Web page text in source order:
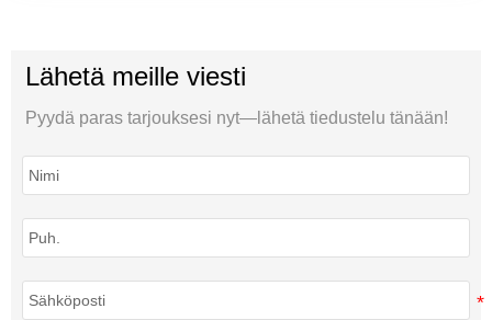
Lähetä meille viesti
Pyydä paras tarjouksesi nyt—lähetä tiedustelu tänään!